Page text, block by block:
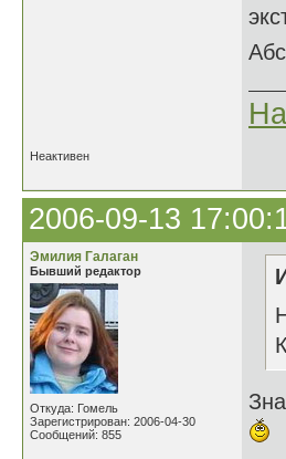
Неактивен
2006-09-13
Эмилия Галаган
Бывший редактор
Откуда: Гомель
Зарегистрирован: 2006-04-30
Сообщений: 855